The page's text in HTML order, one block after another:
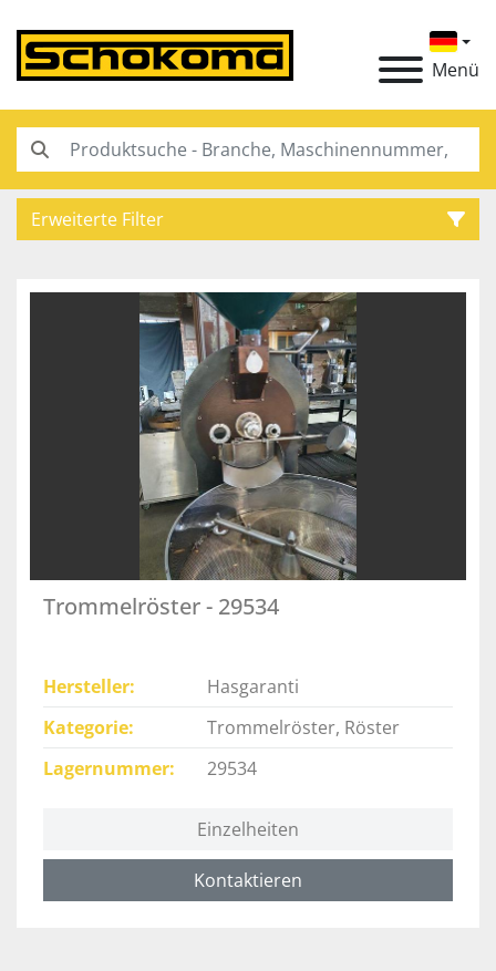
Menü
Erweiterte Filter
Trommelröster - 29534
Hersteller
Hasgaranti
Kategorie
Trommelröster, Röster
Lagernummer
29534
Einzelheiten
Kontaktieren